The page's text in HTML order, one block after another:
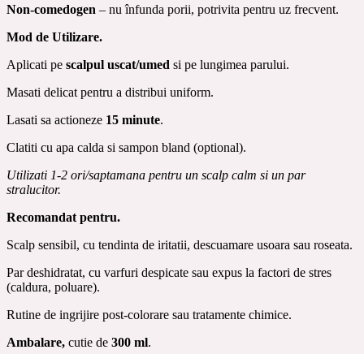
Non-comedogen – nu înfunda porii, potrivita pentru uz frecvent.
Mod de Utilizare.
Aplicati pe scalpul uscat/umed si pe lungimea parului.
Masati delicat pentru a distribui uniform.
Lasati sa actioneze 15 minute.
Clatiti cu apa calda si sampon bland (optional).
Utilizati 1-2 ori/saptamana pentru un scalp calm si un par
stralucitor.
Recomandat pentru.
Scalp sensibil, cu tendinta de iritatii, descuamare usoara sau roseata.
Par deshidratat, cu varfuri despicate sau expus la factori de stres
(caldura, poluare).
Rutine de ingrijire post-colorare sau tratamente chimice.
Ambalare, cutie de 300 ml.